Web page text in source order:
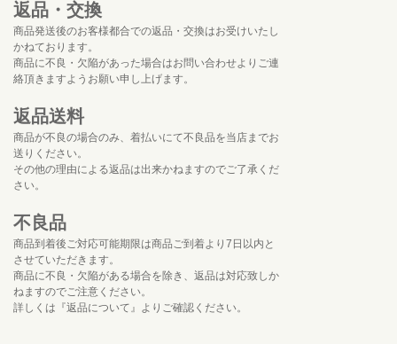
返品・交換
商品発送後のお客様都合での返品・交換はお受けいたし
かねております。
商品に不良・欠陥があった場合はお問い合わせよりご連
絡頂きますようお願い申し上げます。
返品送料
商品が不良の場合のみ、着払いにて不良品を当店までお
送りください。
その他の理由による返品は出来かねますのでご了承くだ
さい。
不良品
商品到着後ご対応可能期限は商品ご到着より7日以内と
させていただきます。
商品に不良・欠陥がある場合を除き、返品は対応致しか
ねますのでご注意ください。
詳しくは『返品について』よりご確認ください。